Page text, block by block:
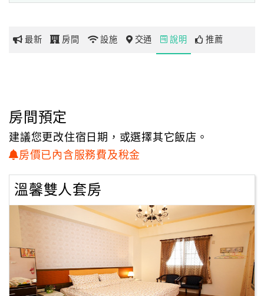
玩
地
圖
顧
務
客
滿
意
度
最新 房間 設施 交通 說明 推薦
房間預定
建議您更改住宿日期，或選擇其它飯店。
房價已內含服務費及稅金
溫馨雙人套房